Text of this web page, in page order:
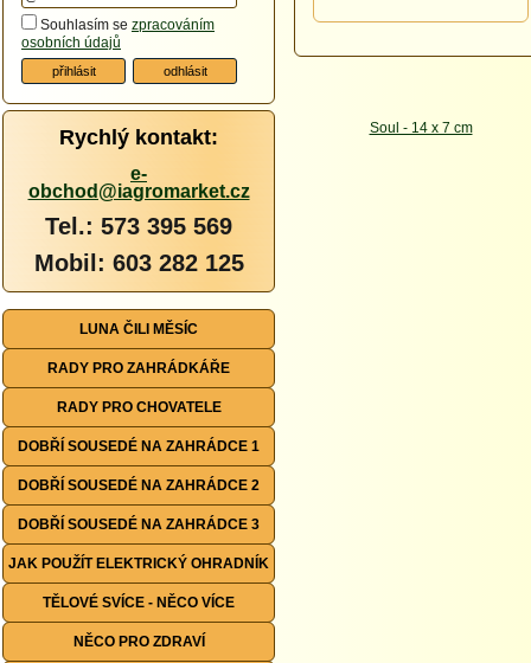
Souhlasím se zpracováním
osobních údajů
Rychlý kontakt:
e-
obchod@iagromarket.cz
Tel.: 573 395 569
Mobil: 603 282 125
LUNA ČILI MĚSÍC
RADY PRO ZAHRÁDKÁŘE
RADY PRO CHOVATELE
DOBŘÍ SOUSEDÉ NA ZAHRÁDCE 1
DOBŘÍ SOUSEDÉ NA ZAHRÁDCE 2
DOBŘÍ SOUSEDÉ NA ZAHRÁDCE 3
JAK POUŽÍT ELEKTRICKÝ OHRADNÍK
TĚLOVÉ SVÍCE - NĚCO VÍCE
NĚCO PRO ZDRAVÍ